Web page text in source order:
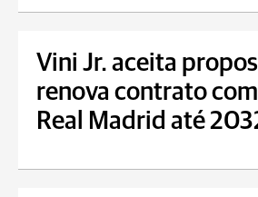
Vini Jr. aceita
renova contrato
Real Madrid até